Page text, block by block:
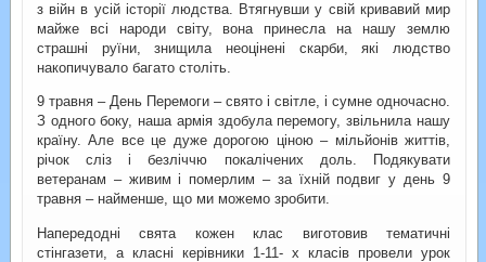
з війн в усій історії людства. Втягнувши у свій кривавий мир
майже всі народи світу, вона принесла на нашу землю
страшні руїни, знищила неоцінені скарби, які людство
накопичувало багато століть.
9 травня – День Перемоги – свято і світле, і сумне одночасно.
З одного боку, наша армія здобула перемогу, звільнила нашу
країну. Але все це дуже дорогою ціною – мільйонів життів,
річок сліз і безліччю покалічених доль. Подякувати
ветеранам – живим і померлим – за їхній подвиг у день 9
травня – найменше, що ми можемо зробити.
Напередодні свята кожен клас виготовив тематичні
стінгазети, а класні керівники 1-11- х класів провели урок